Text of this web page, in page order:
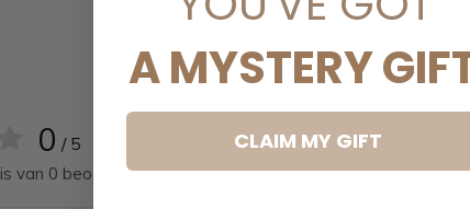
0 / 5
van 0 beoordelingen
A MYSTERY
CLAIM MY GIFT